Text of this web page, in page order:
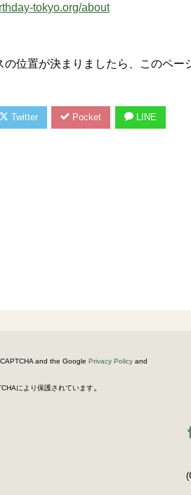
tokyo.org/about
位置が決まりましたら、このペー
Twitter Pocket LINE
and the Google Privacy Policy and
により保護されています。